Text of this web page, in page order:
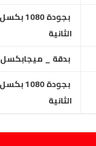
الثانية
بدقة _ ميجابكسل
الثانية